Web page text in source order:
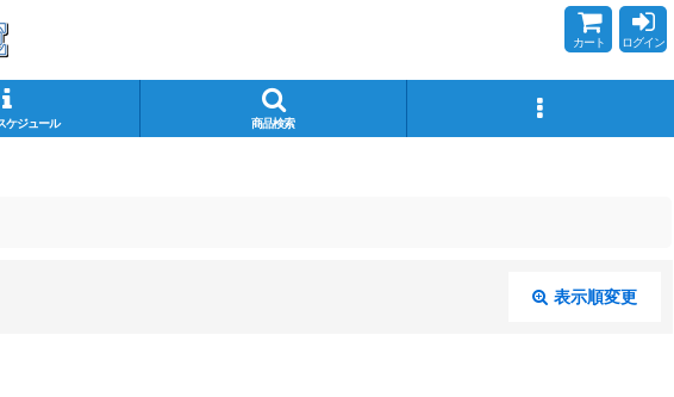
カート ログイン
ケジュール 商品検索
表示順変更